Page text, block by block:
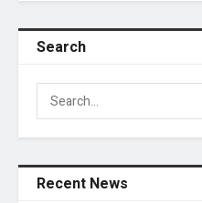
Search
Recent News